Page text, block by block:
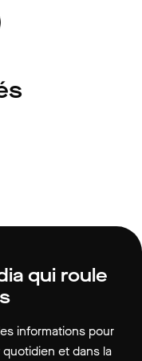
qui roule
informations pour
et dans la